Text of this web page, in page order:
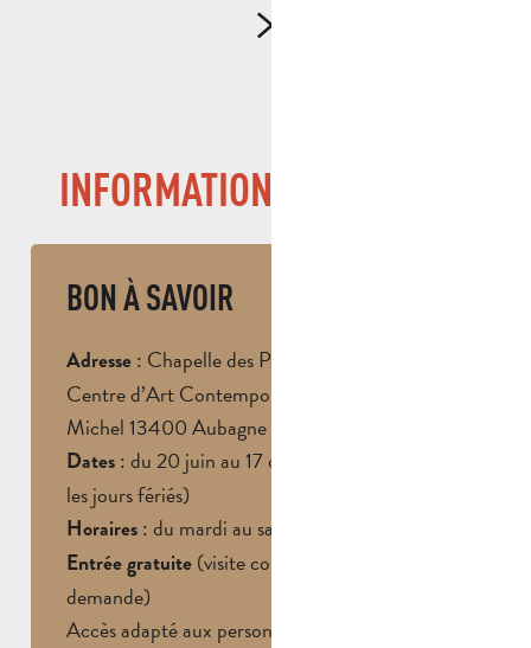
INFORMATIONS PRATIQUES
BON À SAVOIR
Adresse : Chapelle des Pénitents Noirs –
Centre d’Art Contemporain, Les Aires Saint-
Michel 13400 Aubagne
Dates : du 20 juin au 17 octobre 2026 (fermé
les jours fériés)
Horaires : du mardi au samedi (10h à 18h)
Entrée gratuite (visite commentée gratuite sur
demande)
Accès adapté aux personnes à mobilité réduite